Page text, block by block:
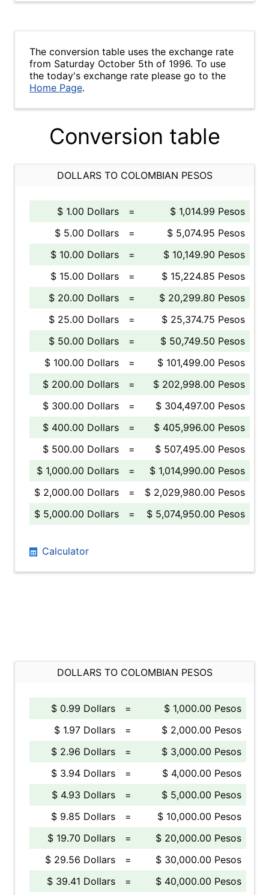
The conversion table uses the exchange rate
from Saturday October 5th of 1996. To use
the today's exchange rate please go to the
Home Page.
Conversion table
DOLLARS TO COLOMBIAN PESOS
$ 1.00 Dollars =
$ 1,014.99 Pesos
$ 5.00 Dollars
=
$ 5,074.95 Pesos
$ 10.00 Dollars
=
$ 10,149.90 Pesos
$ 15.00 Dollars
=
$ 15,224.85 Pesos
$ 20.00 Dollars
=
$ 20,299.80 Pesos
$ 25.00 Dollars
=
$ 25,374.75 Pesos
$ 50.00 Dollars
=
$ 50,749.50 Pesos
$ 100.00 Dollars
=
$ 101,499.00 Pesos
$ 200.00 Dollars
=
$ 202,998.00 Pesos
$ 300.00 Dollars
=
$ 304,497.00 Pesos
$ 400.00 Dollars
=
$ 405,996.00 Pesos
$ 500.00 Dollars
=
$ 507,495.00 Pesos
$ 1,000.00 Dollars
=
$ 1,014,990.00 Pesos
$ 2,000.00 Dollars
=
$ 2,029,980.00 Pesos
$ 5,000.00 Dollars
= $ 5,074,950.00 Pesos
Calculator
DOLLARS TO COLOMBIAN PESOS
$ 0.99 Dollars =
$ 1,000.00 Pesos
$ 1.97 Dollars
=
$ 2,000.00 Pesos
$ 2.96 Dollars
=
$ 3,000.00 Pesos
$ 3.94 Dollars
=
$ 4,000.00 Pesos
$ 4.93 Dollars
=
$ 5,000.00 Pesos
$ 9.85 Dollars
=
$ 10,000.00 Pesos
$ 19.70 Dollars
=
$ 20,000.00 Pesos
$ 29.56 Dollars
=
$ 30,000.00 Pesos
$ 39.41 Dollars
= $ 40,000.00 Pesos